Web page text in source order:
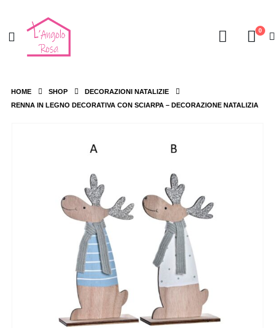
0
HOME SHOP
DECORAZIONI NATALIZIE
RENNA IN LEGNO DECORATIVA CON SCIARPA – DECORAZIONE NATALIZIA